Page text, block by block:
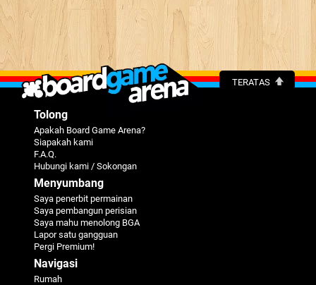
TERATAS
Tolong
Apakah Board Game Arena?
Siapakah kami
F.A.Q.
Hubungi kami / Sokongan
Menyumbang
Saya penerbit permainan
Saya pembangun perisian
Saya mahu menolong BGA
Lapor satu gangguan
Pergi Premium!
Navigasi
Rumah